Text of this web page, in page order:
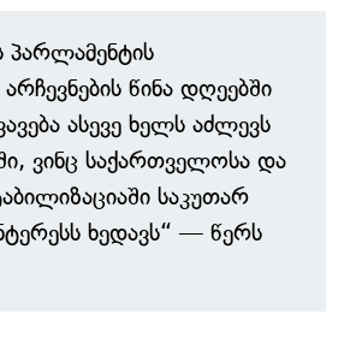
წინა დღეებში
ასევე ხელს აძლევს
ვინც საქართველოსა და
საკუთარ
ხედავს“ — წერს